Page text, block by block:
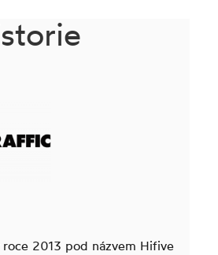
2013 pod názvem Hifive